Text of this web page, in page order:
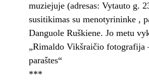
muziejuje (adresas: Vytauto g.
susitikimas su menotyrininke ,
Danguole Ruškiene. Jo metu
„Rimaldo Vikšraičio fotografija
paraštes“
***